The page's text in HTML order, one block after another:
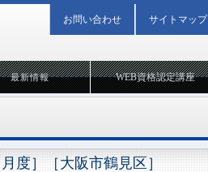
最新情報
度］［大阪市鶴見区］
WEB資格認定講座
お問い合わせ サイトマップ